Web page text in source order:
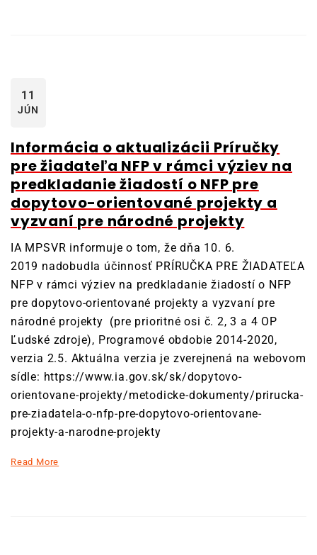
11
JÚN
Informácia o aktualizácii Príručky
pre žiadateľa NFP v rámci výziev na
predkladanie žiadostí o NFP pre
dopytovo-orientované projekty a
vyzvaní pre národné projekty
IA MPSVR informuje o tom, že dňa 10. 6.
2019 nadobudla účinnosť PRÍRUČKA PRE ŽIADATEĽA
NFP v rámci výziev na predkladanie žiadostí o NFP
pre dopytovo-orientované projekty a vyzvaní pre
národné projekty (pre prioritné osi č. 2, 3 a 4 OP
Ľudské zdroje), Programové obdobie 2014-2020,
verzia 2.5. Aktuálna verzia je zverejnená na webovom
sídle: https://www.ia.gov.sk/sk/dopytovo-
orientovane-projekty/metodicke-dokumenty/prirucka-
pre-ziadatela-o-nfp-pre-dopytovo-orientovane-
projekty-a-narodne-projekty
Read More